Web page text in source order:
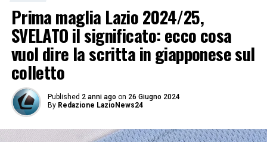
Prima maglia Lazio 2024/25,
SVELATO il significato: ecco cosa
vuol dire la scritta in giapponese sul
colletto
Published 2 anni ago on 26 Giugno 2024
By Redazione LazioNews24